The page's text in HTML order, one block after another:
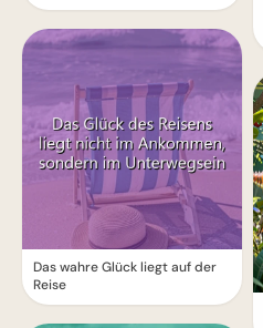
Das wahre Glück liegt auf der
Reise